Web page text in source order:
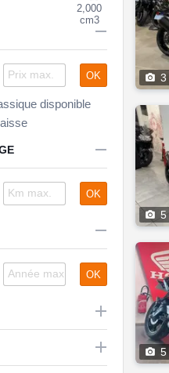
 3
 5
 5
2,000
cm3

OK
disponible

OK

OK

